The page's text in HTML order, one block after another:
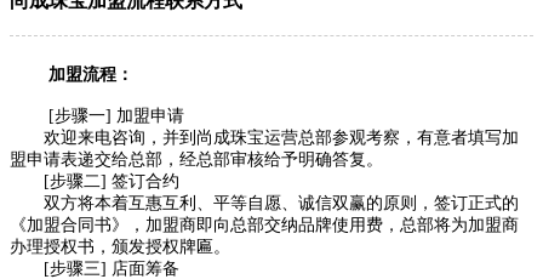
加盟流程：
[步骤一] 加盟申请
欢迎来电咨询，并到尚成珠宝运营总部参观考察，有意者填写加
盟申请表递交给总部，经总部审核给予明确答复。
[步骤二] 签订合约
双方将本着互惠互利、平等自愿、诚信双赢的原则，签订正式的
《加盟合同书》，加盟商即向总部交纳品牌使用费，总部将为加盟商
办理授权书，颁发授权牌匾。
[步骤三] 店面筹备